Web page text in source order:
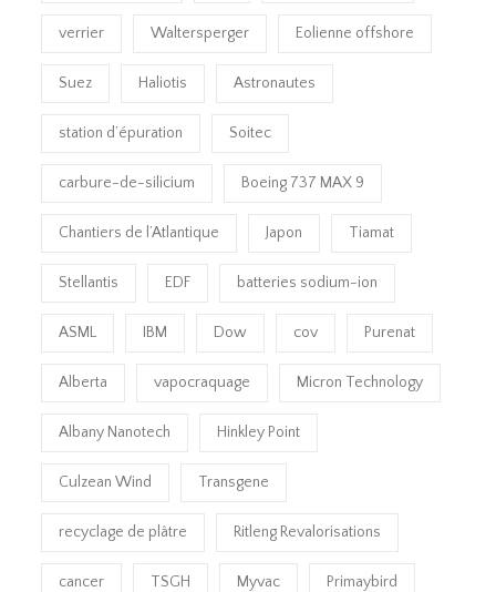
verrier Waltersperger Eolienne offshore
Suez Haliotis Astronautes
station d’épuration Soitec
carbure-de-silicium Boeing 737 MAX 9
Chantiers de l’Atlantique Japon Tiamat
Stellantis EDF batteries sodium-ion
ASML IBM Dow cov Purenat
Alberta vapocraquage Micron Technology
Albany Nanotech Hinkley Point
Culzean Wind Transgene
recyclage de plâtre Ritleng Revalorisations
cancer TSGH Myvac Primaybird